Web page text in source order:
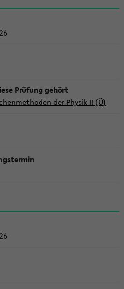
der Physik II (Ü)